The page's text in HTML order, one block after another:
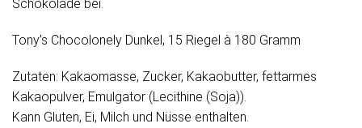
Schokolade bei.
Tony’s Chocolonely Dunkel, 15 Riegel à 180 Gramm
Zutaten: Kakaomasse, Zucker, Kakaobutter, fettarmes
Kakaopulver, Emulgator (Lecithine (Soja)).
Kann Gluten, Ei, Milch und Nüsse enthalten.